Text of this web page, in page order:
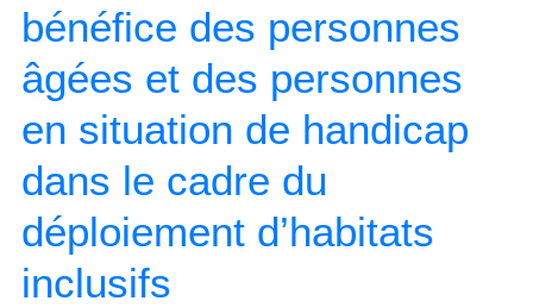
bénéfice des personnes
âgées et des personnes
en situation de handicap
dans le cadre du
déploiement d’habitats
inclusifs